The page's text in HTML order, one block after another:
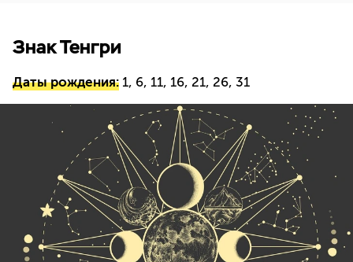
Знак Тенгри
Даты рождения: 1, 6, 11, 16, 21, 26, 31